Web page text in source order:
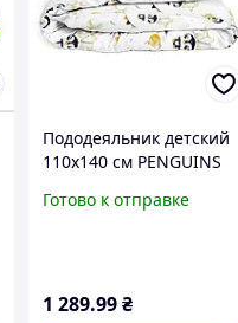
Пододеяльник детский
110х140 см PENGUINS
Готово к отправке
1 289.99 ₴